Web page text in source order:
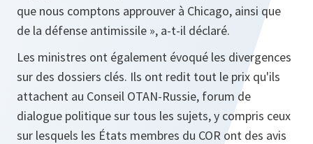
que nous comptons approuver à Chicago, ainsi que
de la défense antimissile », a-t-il déclaré.
Les ministres ont également évoqué les divergences
sur des dossiers clés. Ils ont redit tout le prix qu'ils
attachent au Conseil OTAN‑Russie, forum de
dialogue politique sur tous les sujets, y compris ceux
sur lesquels les États membres du COR ont des avis